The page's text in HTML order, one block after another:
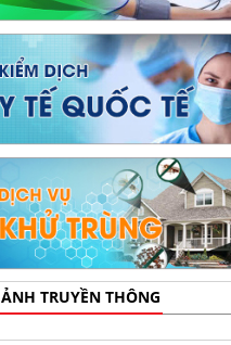
ẢNH TRUYỀN THÔNG